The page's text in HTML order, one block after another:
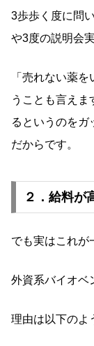
3歩歩く度に問
や3度の説明会
「売れない薬
うことも言え
るというのをガ
だからです。
２．給料が
でも実はこれが
外資系バイオベ
理由は以下のよ